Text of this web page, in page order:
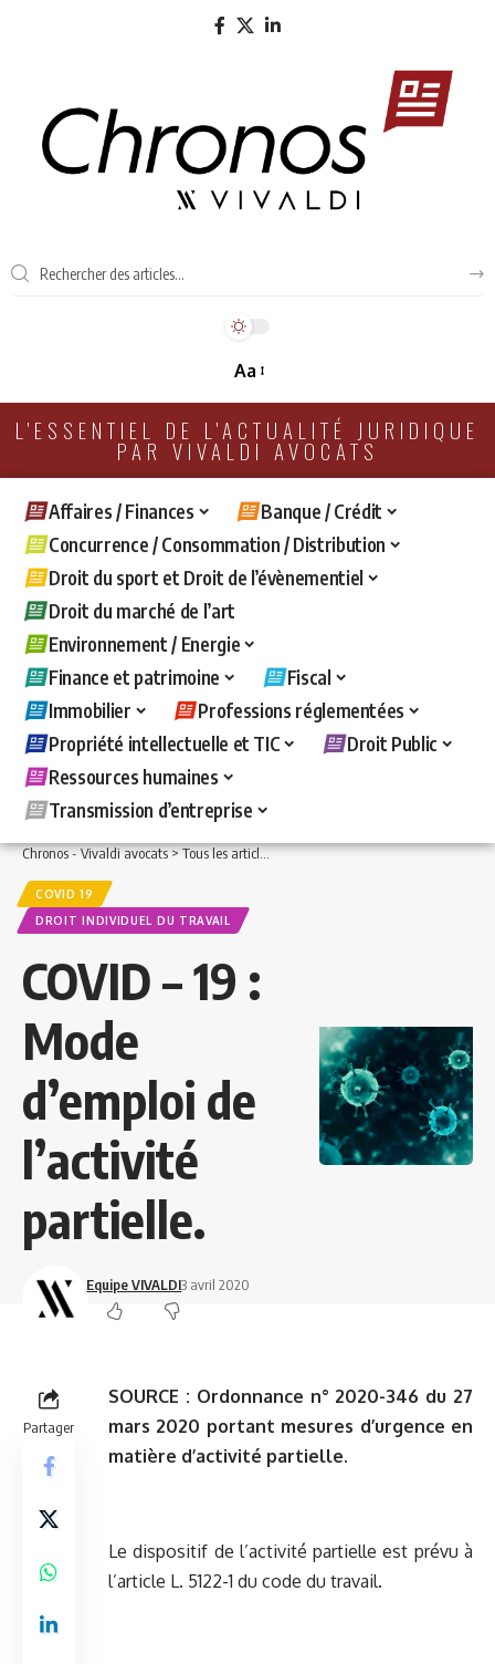
Aa
L'ESSENTIEL DE L'ACTUALITÉ JURIDIQUE
PAR VIVALDI AVOCATS
Affaires / Finances
Banque / Crédit
Concurrence / Consommation / Distribution
Droit du sport et Droit de l’évènementiel
Droit du marché de l’art
Environnement / Energie
Finance et patrimoine
Fiscal
Immobilier
Professions réglementées
Propriété intellectuelle et TIC
Droit Public
Ressources humaines
Transmission d’entreprise
Chronos - Vivaldi avocats>Tous les articles >Ressources humaines>Droit
COVID 19
DROIT INDIVIDUEL DU TRAVAIL
COVID – 19 :
Mode
d’emploi de
l’activité
partielle.
Equipe VIVALDI3 avril 2020
Partager
SOURCE : Ordonnance n° 2020-346 du 27
mars 2020 portant mesures d’urgence en
matière d’activité partielle.
Le dispositif de l’activité partielle est prévu à
l’article L. 5122-1 du code du travail.